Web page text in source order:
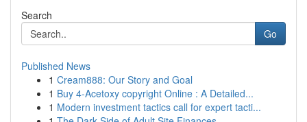
Search
Go
Published News
1 Cream888: Our Story and Goal
1 Buy 4-Acetoxy copyright Online : A Detailed...
1 Modern investment tactics call for expert tacti...